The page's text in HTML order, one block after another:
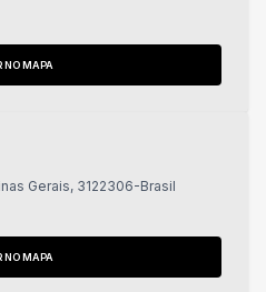
NO MAPA
Gerais, 3122306-Brasil
NO MAPA